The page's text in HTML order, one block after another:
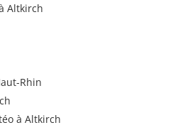
Altkirch
Rhin
à Altkirch